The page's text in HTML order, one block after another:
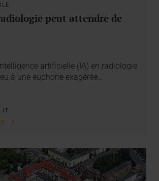
peut attendre de
artificielle (IA) en radiologie
à une euphorie exagérée…
IT